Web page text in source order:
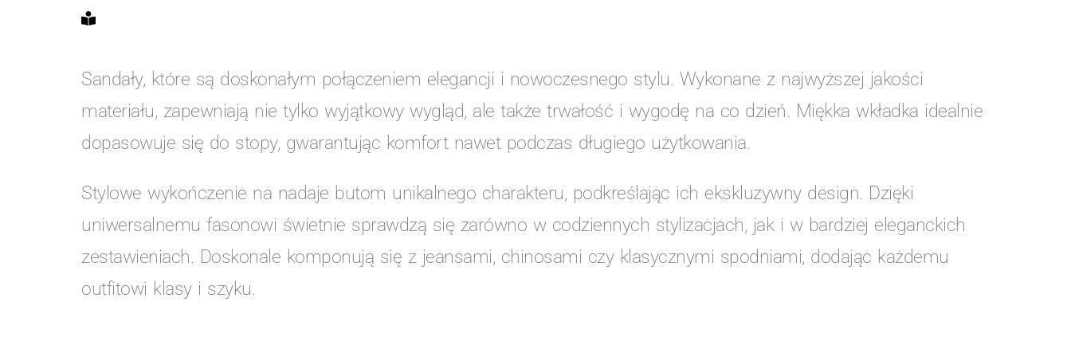
Sandały, które są doskonałym połączeniem elegancji i nowoczesnego stylu. Wykonane z najwyższej jakości
materiału, zapewniają nie tylko wyjątkowy wygląd, ale także trwałość i wygodę na co dzień. Miękka wkładka idealnie
dopasowuje się do stopy, gwarantując komfort nawet podczas długiego użytkowania.
Stylowe wykończenie na nadaje butom unikalnego charakteru, podkreślając ich ekskluzywny design. Dzięki
uniwersalnemu fasonowi świetnie sprawdzą się zarówno w codziennych stylizacjach, jak i w bardziej eleganckich
zestawieniach. Doskonale komponują się z jeansami, chinosami czy klasycznymi spodniami, dodając każdemu
outfitowi klasy i szyku.